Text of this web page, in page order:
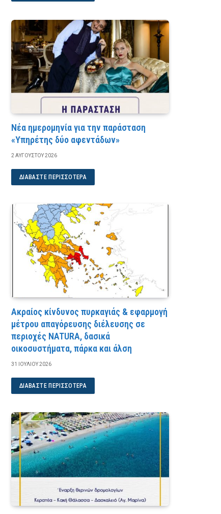
Νέα ημερομηνία για την παράσταση
«Υπηρέτης δύο αφεντάδων»
2 ΑΥΓΟΎΣΤΟΥ 2026
ΔΙΑΒΆΣΤΕ ΠΕΡΙΣΣΌΤΕΡΑ
Ακραίος κίνδυνος πυρκαγιάς & εφαρμογή
μέτρου απαγόρευσης διέλευσης σε
περιοχές NATURA, δασικά
οικοσυστήματα, πάρκα και άλση
31 ΙΟΥΛΊΟΥ 2026
ΔΙΑΒΆΣΤΕ ΠΕΡΙΣΣΌΤΕΡΑ